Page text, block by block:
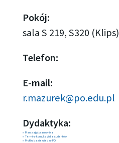
Pokój:
sala S 219, S320 (Klips)
Telefon:
E-mail:
r.mazurek@po.edu.pl
Dydaktyka:
Plan zajęć pracownika
Terminy konsultacji dla studentów
Profil w bazie wiedzy PO